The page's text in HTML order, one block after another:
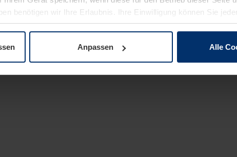
benötigen wir Ihre Erlaubnis. Ihre Einwilligung können Sie
unserer Website ändern oder widerrufen.
Anpassen Alle